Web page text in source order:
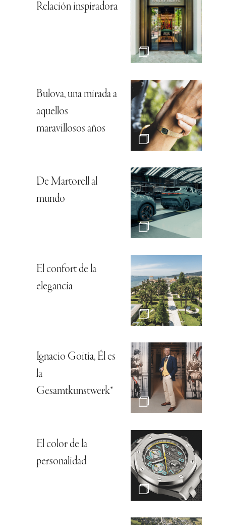
Relación inspiradora
Bulova, una mirada a
aquellos
maravillosos años
De Martorell al
mundo
El confort de la
elegancia
Ignacio Goitia, Él es
la
Gesamtkunstwerk*
El color de la
personalidad